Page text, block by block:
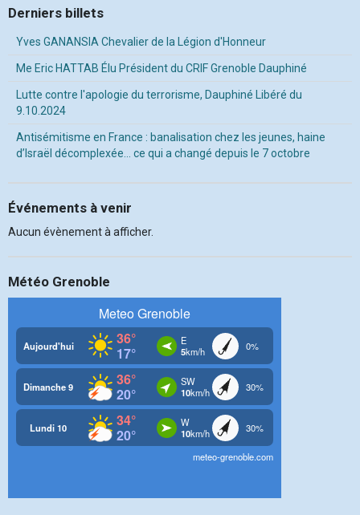
Derniers billets
Yves GANANSIA Chevalier de la Légion d'Honneur
Me Eric HATTAB Élu Président du CRIF Grenoble Dauphiné
Lutte contre l'apologie du terrorisme, Dauphiné Libéré du
9.10.2024
Antisémitisme en France : banalisation chez les jeunes, haine
d’Israël décomplexée… ce qui a changé depuis le 7 octobre
Événements à venir
Aucun évènement à afficher.
Météo Grenoble